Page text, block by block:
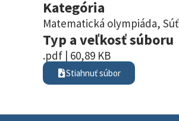
Kategória
Matematická olympiáda,
Typ a veľkosť súboru
.pdf | 60,89 KB
Stiahnuť súbor